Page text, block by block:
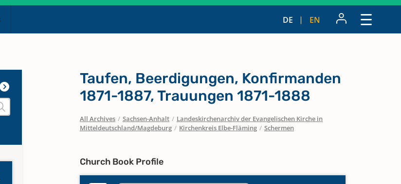
DE EN
Taufen, Beerdigungen, Konfirmanden
1871-1887, Trauungen 1871-1888
All Archives / Sachsen-Anhalt / Landeskirchenarchiv der Evangelischen Kirche in
Mitteldeutschland/Magdeburg / Kirchenkreis Elbe-Fläming / Schermen
Church Book Profile